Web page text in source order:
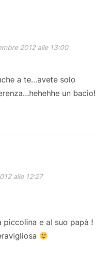
2012 alle 13:00
a te…avete solo
un bacio!
alle 12:27
piccolina e al suo papà !